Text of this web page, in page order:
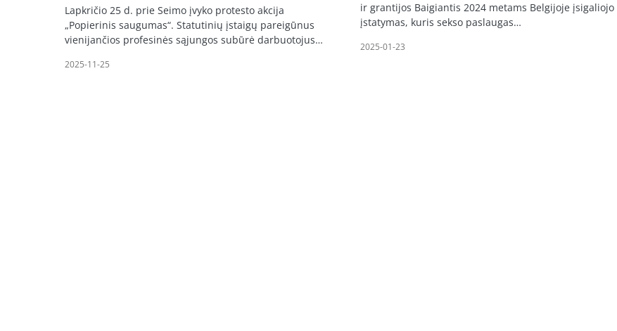
Lapkričio 25 d. prie Seimo įvyko protesto akcija
„Popierinis saugumas“. Statutinių įstaigų pareigūnus
vienijančios profesinės sąjungos subūrė darbuotojus…
2025-11-25
ir grantijos Baigiantis 2024 metams Belgijoje įsigaliojo
įstatymas, kuris sekso paslaugas…
2025-01-23